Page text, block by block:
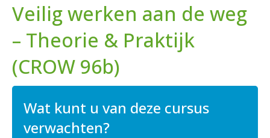
Veilig werken aan de weg
– Theorie & Praktijk
(CROW 96b)
Wat kunt u van deze cursus
verwachten?